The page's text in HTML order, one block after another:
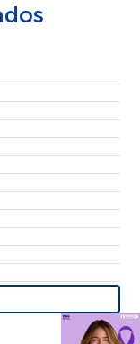
Agende